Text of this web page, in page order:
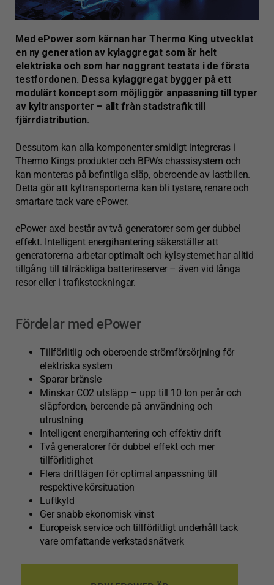
Med ePower som kärnan har Thermo King utvecklat
en ny generation av kylaggregat som är helt
elektriska och som har noggrant testats i de första
testfordonen. Dessa kylaggregat bygger på ett
modulärt koncept som möjliggör anpassning till typer
av kyltransporter – allt från stadstrafik till
fjärrdistribution.
Dessutom kan alla komponenter smidigt integreras i
Thermo Kings produkter och BPWs chassisystem och
kan monteras på befintliga släp, oberoende av lastbilen.
Detta gör att kyltransporterna kan bli tystare, renare och
smartare tack vare ePower.
ePower axel består av två generatorer som ger dubbel
effekt. Intelligent energihantering säkerställer att
generatorerna arbetar optimalt och kylsystemet har alltid
tillgång till tillräckliga batterireserver – även vid långa
resor eller i trafikstockningar.
Fördelar med ePower
Tillförlitlig och oberoende strömförsörjning för
elektriska system
Sparar bränsle
Minskar CO2 utsläpp – upp till 10 ton per år och
släpfordon, beroende på användning och
utrustning
Intelligent energihantering och effektiv drift
Två generatorer för dubbel effekt och mer
tillförlitlighet
Flera driftlägen för optimal anpassning till
respektive körsituation
Luftkyld
Ger snabb ekonomisk vinst
Europeisk service och tillförlitligt underhåll tack
vare omfattande verkstadsnätverk